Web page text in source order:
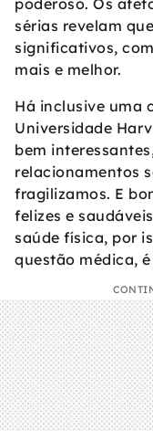
poderoso. Os
sérias revelam
significativos,
mais e melhor.
Há inclusive uma
Universidade
bem
relacionamentos
fragilizamos. E
felizes e
saúde física, por
questão médica,